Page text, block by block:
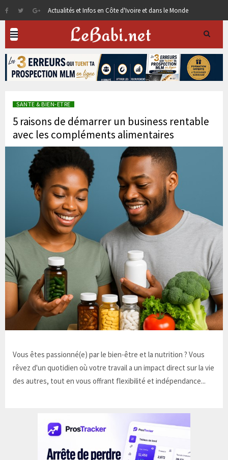
Actualités et Infos en Côte d'Ivoire et dans le Monde
SANTE & BIEN-ETRE
5 raisons de démarrer un business rentable
avec les compléments alimentaires
Vous êtes passionné(e) par le bien-être et la nutrition ? Vous
rêvez d'un quotidien où votre travail a un impact direct sur la vie
des autres, tout en vous offrant flexibilité et indépendance...